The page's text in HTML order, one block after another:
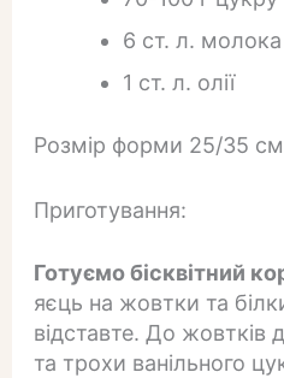
6 ст. л. молока
1 ст. л. олії
Розмір форми 25/35
Приготування:
Готуємо бісквітний
яєць на жовтки та
відставте. До жовтків
та трохи ванільного